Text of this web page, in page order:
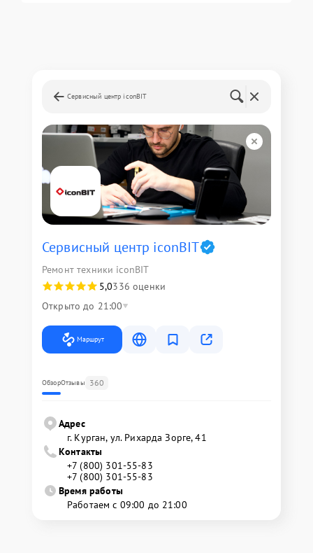
Сервисный центр iconBIT
Сервисный центр iconBIT
Ремонт техники iconBIT
5,0336 оценки
Открыто до 21:00
Маршрут
ОбзорОтзывы 360
Адрес
г. Курган, ул. Рихарда Зорге, 41
Контакты
+7 (800) 301-55-83
+7 (800) 301-55-83
Время работы
Работаем с 09:00 до 21:00